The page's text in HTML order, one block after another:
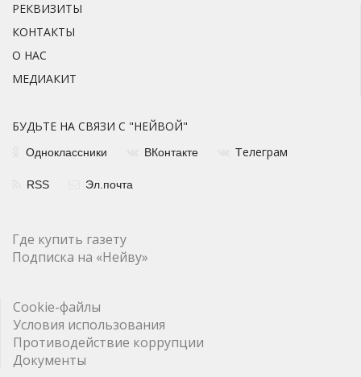
РЕКВИЗИТЫ
КОНТАКТЫ
О НАС
МЕДИАКИТ
БУДЬТЕ НА СВЯЗИ С "НЕЙВОЙ"
Одноклассники ВКонтакте Телеграм
RSS Эл.почта
Где купить газету
Подписка на «Нейву»
Cookie-файлы
Условия использования
Противодействие коррупции
Документы